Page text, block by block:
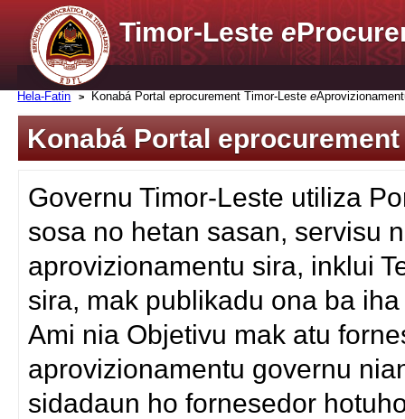
Timor-Lestee
Hela-Fatin Konabá Portal eprocurement Timor-Lestee
Konabá Portal
Governu Timor-Leste utiliza
sosa no hetan sasan, servisu
aprovizionamentu sira, inklui
sira, mak publikadu ona ba
Ami nia Objetivu mak atu
aprovizionamentu governu
sidadaun ho fornesedor